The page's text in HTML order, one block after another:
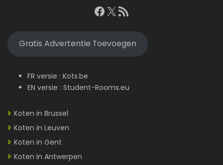
Facebook
X RSS feed
Gratis Advertentie Toevoegen
FR versie : Kots.be
EN versie : Student-Rooms.eu
Koten in Brussel
Koten in Leuven
Koten in Gent
Koten in Antwerpen